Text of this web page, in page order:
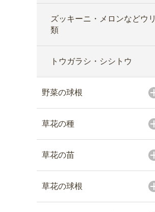
ズッキーニ・メロンなどウリ
類
トウガラシ・シシトウ
野菜の球根
草花の種
草花の苗
草花の球根